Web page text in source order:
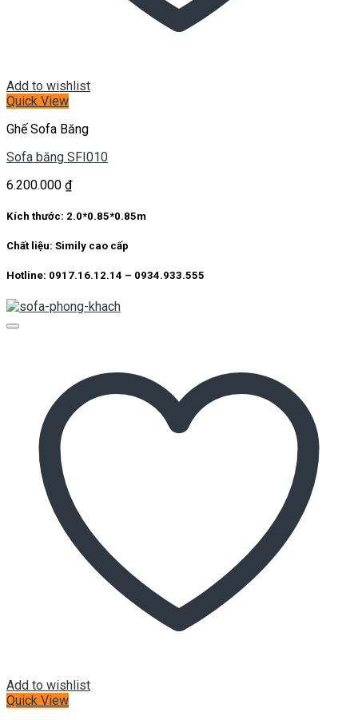
Add to wishlist
Quick View
Ghế Sofa Băng
Sofa băng SFI010
6.200.000 ₫
Kích thước: 2.0*0.85*0.85m
Chất liệu: Simily cao cấp
Hotline: 0917.16.12.14 – 0934.933.555
Add to wishlist
Quick View